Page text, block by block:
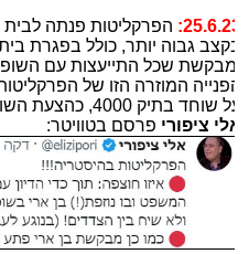
הפרקליטות פנתה לבית
גבוה יותר, כולל בפגרת
שכל התייעצות עם
המוזרה הזו של
בתיק 4000, כהצעת השופטים) -
ציפוריפרסם בטוויטר: